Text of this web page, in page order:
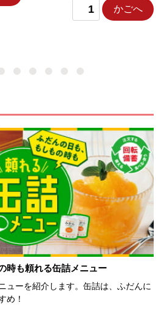
かごへ
時も頼れる缶詰メニュー
ューを紹介します。缶詰は、ふだんに
め！